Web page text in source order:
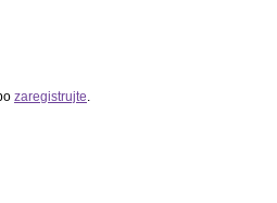
zaregistrujte.